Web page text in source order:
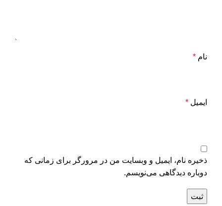
نام *
ایمیل *
ذخیره نام، ایمیل و وبسایت من در مرورگر برای زمانی که
دوباره دیدگاهی می‌نویسم.